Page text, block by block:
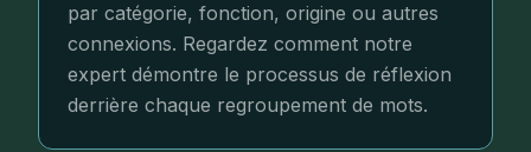
par catégorie, fonction, origine ou autres
connexions. Regardez comment notre
expert démontre le processus de réflexion
derrière chaque regroupement de mots.